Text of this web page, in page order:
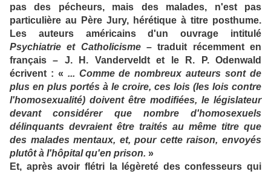
pas des pécheurs, mais des malades, n'est pas
particulière au Père Jury, hérétique à titre posthume.
Les auteurs américains d'un ouvrage intitulé
Psychiatrie et Catholicisme– traduit récemment en
français – J. H. Vanderveldt et le R. P. Odenwald
écrivent : « ... Comme de nombreux auteurs sont de
plus en plus portés à le croire, ces lois (les lois contre
l'homosexualité) doivent être modifiées, le législateur
devant considérer que nombre d'homosexuels
délinquants devraient être traités au même titre que
des malades mentaux, et, pour cette raison, envoyés
plutôt à l'hôpital qu'en prison. »
Et, après avoir flétri la légèreté des confesseurs qui